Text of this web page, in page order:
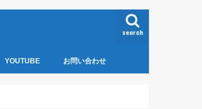
search
YOUTUBE お問い合わせ